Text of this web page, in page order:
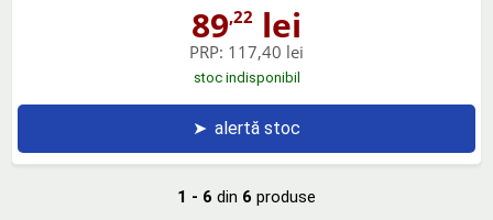
89,22 lei
PRP: 117,40 lei
stoc indisponibil
➤ alertă stoc
1 - 6 din 6 produse